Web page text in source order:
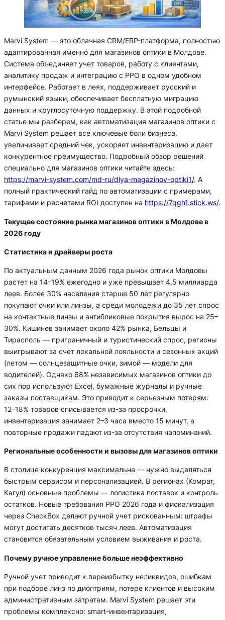
Marvi System — это облачная CRM/ERP-платформа, полностью
адаптированная именно для магазинов оптики в Молдове.
Система объединяет учет товаров, работу с клиентами,
аналитику продаж и интеграцию с РРО в одном удобном
интерфейсе. Работает в леях, поддерживает русский и
румынский языки, обеспечивает бесплатную миграцию
данных и круглосуточную поддержку. В этой подробной
статье мы разберем, как автоматизация магазинов оптики с
Marvi System решает все ключевые боли бизнеса,
увеличивает средний чек, ускоряет инвентаризацию и дает
конкурентное преимущество. Подробный обзор решений
специально для магазинов оптики читайте здесь:
https://marvi-system.com/md-ru/dlya-magazinov-optiki1/. А
полный практический гайд по автоматизации с примерами,
тарифами и расчетами ROI доступен на https://7qgh1.stick.ws/.
Текущее состояние рынка магазинов оптики в Молдове в
2026 году
Статистика и драйверы роста
По актуальным данным 2026 года рынок оптики Молдовы
растет на 14–19% ежегодно и уже превышает 4,5 миллиарда
леев. Более 30% населения старше 50 лет регулярно
покупают очки или линзы, а среди молодежи до 35 лет спрос
на контактные линзы и антибликовые покрытия вырос на 25–
30%. Кишинев занимает около 42% рынка, Бельцы и
Тирасполь — приграничный и туристический спрос, регионы
выигрывают за счет локальной лояльности и сезонных акций
(летом — солнцезащитные очки, зимой — модели для
водителей). Однако 68% независимых магазинов оптики до
сих пор используют Excel, бумажные журналы и ручные
заказы поставщикам. Это приводит к серьезным потерям:
12–18% товаров списывается из-за просрочки,
инвентаризация занимает 2–3 часа вместо 15 минут, а
повторные продажи падают из-за отсутствия напоминаний.
Региональные особенности и вызовы для магазинов оптики
В столице конкуренция максимальна — нужно выделяться
быстрым сервисом и персонализацией. В регионах (Комрат,
Кагул) основные проблемы — логистика поставок и контроль
остатков. Новые требования РРО 2026 года и фискализация
через CheckBox делают ручной учет рискованным: штрафы
могут достигать десятков тысяч леев. Автоматизация
становится обязательным условием выживания и роста.
Почему ручное управление больше неэффективно
Ручной учет приводит к переизбытку неликвидов, ошибкам
при подборе линз по диоптриям, потере клиентов и высоким
административным затратам. Marvi System решает эти
проблемы комплексно: smart-инвентаризация,